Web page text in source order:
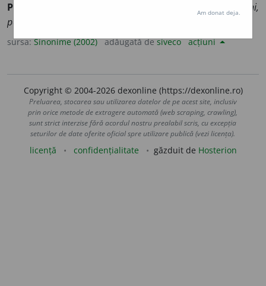
PUSTI
abandona, asasina, lăsa, omorî, părăgini,
părăsi, sălbătici, suprima, ucide.
sursa:Sinonime (2002) adăugată desiveco acțiuni
Copyright © 2004-2026 dexonline (https://dexonline.ro)
Preluarea, stocarea sau utilizarea datelor de pe acest site, inclusiv
prin orice metode de extragere automată (web scraping, crawling),
sunt strict interzise fără acordul nostru prealabil scris, cu excepția
seturilor de date oferite oficial spre utilizare publică (vezi licența).
licență confidențialitate găzduit de Hosterion
Am donat deja.